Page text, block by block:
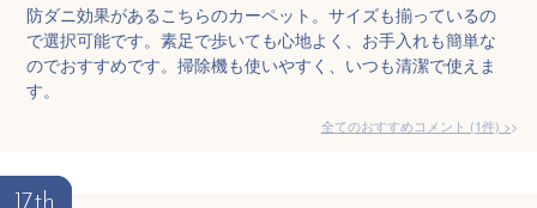
防ダニ効果があるこちらのカーペット。サイズも揃っているの
で選択可能です。素足で歩いても心地よく、お手入れも簡単な
のでおすすめです。掃除機も使いやすく、いつも清潔で使えま
す。
全てのおすすめコメント (1件) >
17th